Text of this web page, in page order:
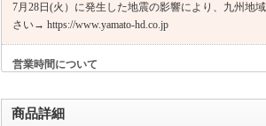
7月28日(火）に発生した地震の影響により、九州地
さい→ https://www.yamato-hd.co.jp
営業時間について
2営業日かかる場合がございます。
商品詳細